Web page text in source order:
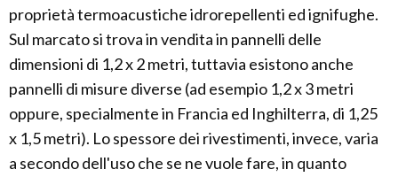
proprietà termoacustiche idrorepellenti ed ignifughe.
Sul marcato si trova in vendita in pannelli delle
dimensioni di 1,2 x 2 metri, tuttavia esistono anche
pannelli di misure diverse (ad esempio 1,2 x 3 metri
oppure, specialmente in Francia ed Inghilterra, di 1,25
x 1,5 metri). Lo spessore dei rivestimenti, invece, varia
a secondo dell'uso che se ne vuole fare, in quanto